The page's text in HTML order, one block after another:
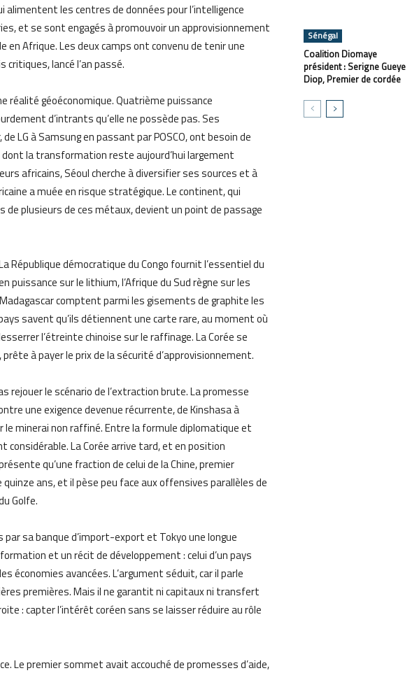
les centres de données pour l’intelligence
et se sont engagés à promouvoir un approvisionnement
Afrique. Les deux camps ont convenu de tenir une
critiques, lancé l’an passé.
réalité géoéconomique. Quatrième puissance
d’intrants qu’elle ne possède pas. Ses
LG à Samsung en passant par POSCO, ont besoin de
la transformation reste aujourd’hui largement
africains, Séoul cherche à diversifier ses sources et à
a muée en risque stratégique. Le continent, qui
plusieurs de ces métaux, devient un point de passage
République démocratique du Congo fournit l’essentiel du
sur le lithium, l’Afrique du Sud règne sur les
comptent parmi les gisements de graphite les
savent qu’ils détiennent une carte rare, au moment où
l’étreinte chinoise sur le raffinage. La Corée se
à payer le prix de la sécurité d’approvisionnement.
rejouer le scénario de l’extraction brute. La promesse
une exigence devenue récurrente, de Kinshasa à
minerai non raffiné. Entre la formule diplomatique et
considérable. La Corée arrive tard, et en position
qu’une fraction de celui de la Chine, premier
ans, et il pèse peu face aux offensives parallèles de
Golfe.
sa banque d’import-export et Tokyo une longue
et un récit de développement : celui d’un pays
économies avancées. L’argument séduit, car il parle
premières. Mais il ne garantit ni capitaux ni transfert
: capter l’intérêt coréen sans se laisser réduire au rôle
Le premier sommet avait accouché de promesses d’aide,
Sénégal
Coalition Diomaye
président : Serigne Gueye
Diop, Premier de cordée